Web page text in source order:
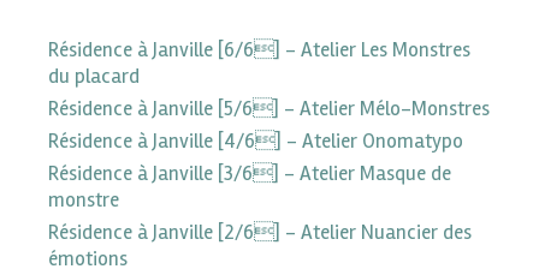
Résidence à Janville [6/6] – Atelier Les Monstres
du placard
Résidence à Janville [5/6] – Atelier Mélo-Monstres
Résidence à Janville [4/6] – Atelier Onomatypo
Résidence à Janville [3/6] – Atelier Masque de
monstre
Résidence à Janville [2/6] – Atelier Nuancier des
émotions